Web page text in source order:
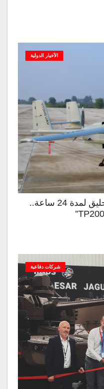
الأخبار الدولية
بحمولة طن وقدرة على التحليق لمدة 24 ساعة..
شركات دفاعية